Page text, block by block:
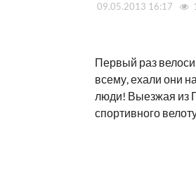
09.05.2013 16:17
Первый раз
всему, ехали они
люди! Выезжая из
спортивного